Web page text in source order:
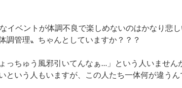
イベントが体調不良で楽しめないのはかなり悲し
調管理〟ちゃんとしていますか？？？
っちゅう風邪引いてんなぁ...」という人いません
という人もいますが、この人たち一体何が違うん